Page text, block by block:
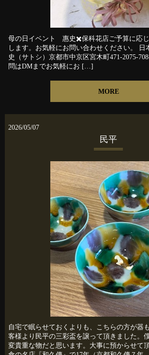
母の日イベント 惠史✖️保科花店ご予算に応
します。お気軽にお問い合わせください。
史（サトシ）京都市中京区宮木町471-2075-
問はDMまでお気軽にお […]
MORE
2026/05/07
民平
自宅で眠らせておくよりも、こちらの方が器
客様より民平の三彩盃を譲って頂きました。
変貴重な物だと思います。大事に預からせて